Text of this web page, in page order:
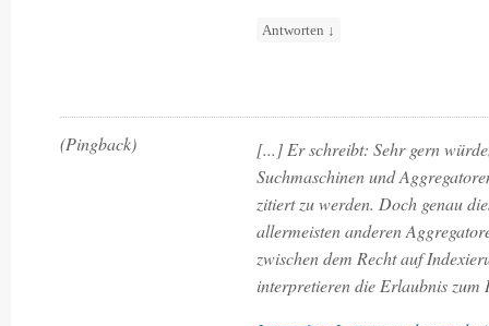
Antworten ↓
(Pingback)
[...] Er schreibt: Sehr gern
Suchmaschinen und
zitiert zu werden. Doch genau
allermeisten anderen
zwischen dem Recht auf
interpretieren die Erlaubnis